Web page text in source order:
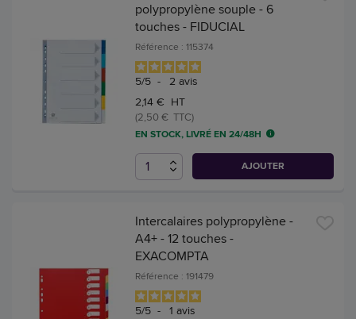
polypropylène souple - 6
touches - FIDUCIAL
Référence : 115374
5/5 - 2 avis
2,14 € HT
(2,50 € TTC)
EN STOCK, LIVRÉ EN 24/48H
AJOUTER
Intercalaires polypropylène -
A4+ - 12 touches -
EXACOMPTA
Référence : 191479
5/5 - 1 avis